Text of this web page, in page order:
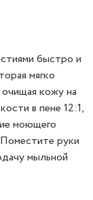
быстро и
мягко
кожу на
в пене 12:1,
моющего
руки
мыльной